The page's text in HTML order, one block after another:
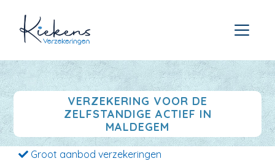
VERZEKERING VOOR DE
ZELFSTANDIGE ACTIEF IN
MALDEGEM
Groot aanbod verzekeringen